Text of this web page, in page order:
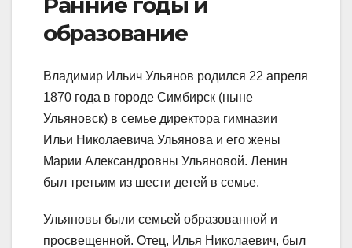
образование
Владимир Ильич Ульянов родился 22 апреля
1870 года в городе Симбирск (ныне
Ульяновск) в семье директора гимназии
Ильи Николаевича Ульянова и его жены
Марии Александровны Ульяновой. Ленин
был третьим из шести детей в семье.
Ульяновы были семьей образованной и
просвещенной. Отец, Илья Николаевич, был